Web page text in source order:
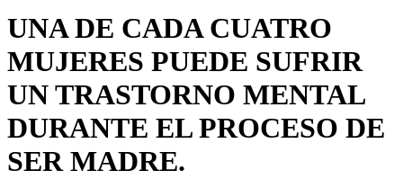
UNA DE CADA CUATRO
MUJERES PUEDE SUFRIR
UN TRASTORNO MENTAL
DURANTE EL PROCESO DE
SER MADRE.